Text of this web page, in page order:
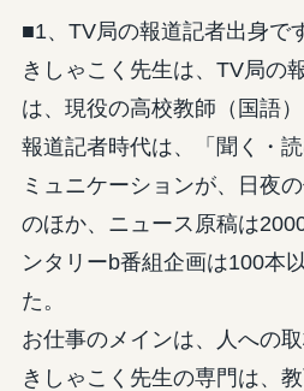
■1、TV局の報道記者出身で
きしゃこく先生は、TV局の
は、現役の高校教師（国語）
報道記者時代は、「聞く・
ミュニケーションが、日夜
のほか、ニュース原稿は
ンタリーb番組企画は100本
た。
お仕事のメインは、人への
きしゃこく先生の専門は、